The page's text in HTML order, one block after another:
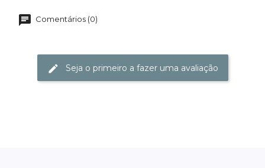
Comentários (0)
Seja o primeiro a fazer uma avaliação